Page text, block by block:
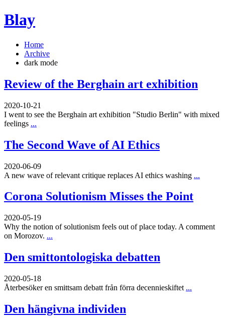
Blay
Home
Archive
dark mode
Review of the Berghain art exhibition
2020-10-21
I went to see the Berghain art exhibition "Studio Berlin" with mixed
feelings ...
The Second Wave of AI Ethics
2020-06-09
A new wave of relevant critique replaces AI ethics washing ...
Corona Solutionism Misses the Point
2020-05-19
Why the notion of solutionism feels out of place today. A comment
on Morozov. ...
Den smittontologiska debatten
2020-05-18
Återbesöker en smittsam debatt från förra decennieskiftet ...
Den hängivna individen